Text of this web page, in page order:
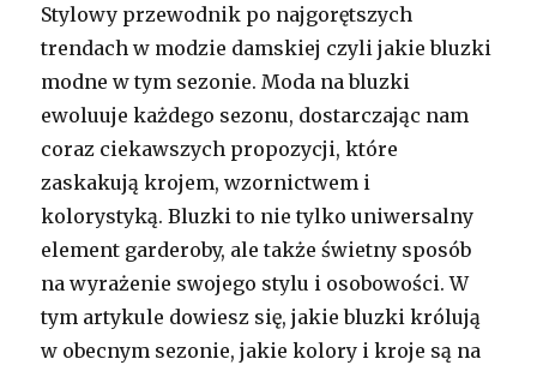
Stylowy przewodnik po najgorętszych
trendach w modzie damskiej czyli jakie bluzki
modne w tym sezonie. Moda na bluzki
ewoluuje każdego sezonu, dostarczając nam
coraz ciekawszych propozycji, które
zaskakują krojem, wzornictwem i
kolorystyką. Bluzki to nie tylko uniwersalny
element garderoby, ale także świetny sposób
na wyrażenie swojego stylu i osobowości. W
tym artykule dowiesz się, jakie bluzki królują
w obecnym sezonie, jakie kolory i kroje są na